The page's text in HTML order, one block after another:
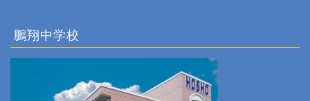
鵬翔中学校